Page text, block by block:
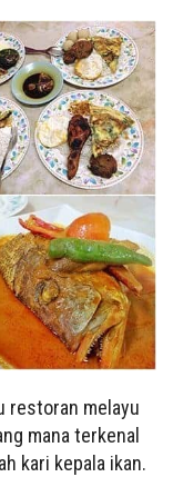
restoran melayu
mana terkenal
kari kepala ikan.